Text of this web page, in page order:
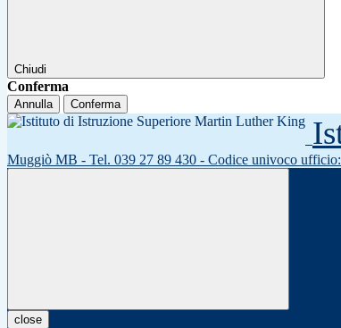
Chiudi
Conferma
Annulla Conferma
Muggiò MB - Tel. 039 27 89 430 - Codice univoco
close